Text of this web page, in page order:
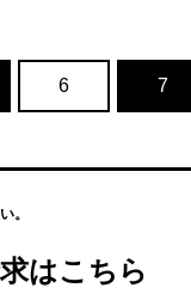
6 7
。
はこちら